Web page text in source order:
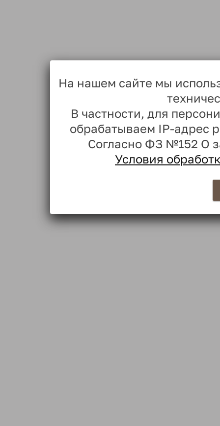
На нашем сайте мы
В частности, для
обрабатываем IP-адрес
Согласно ФЗ №152 О
Условия